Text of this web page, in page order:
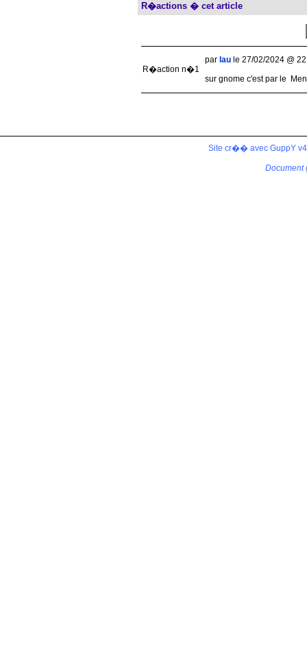
R�actions � cet article
R�action n�1
par lau le 27/02/2024 @
sur gnome c'est par le
Site cr�� avec GuppY